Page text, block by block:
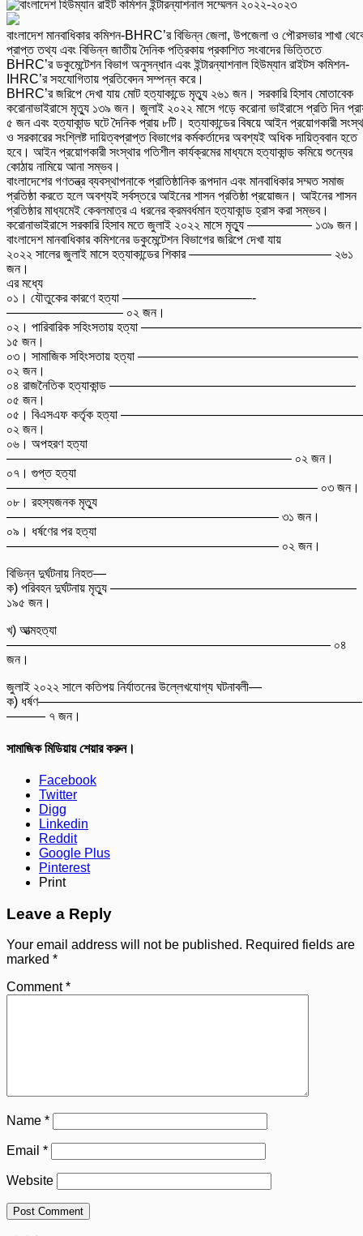
বাংলাদেশ মানবাধিকার কমিশন-BHRC’র বিভিন্ন জেলা, উপজেলা ও পৌরসভার শাখা
প্রাপ্ত তথ্য এবং বিভিন্ন জাতীয় দৈনিক পত্রিকায় প্রকাশিত সংবাদের ভিত্তিতে
BHRC’র ডকুমেন্টেশন বিভাগ অনুসন্ধান এবং ইন্টারন্যাশনাল হিউম্যান রাইটস কমিশন-
IHRC’র সহযোগিতায় প্রতিবেদন সম্পন্ন করে।
BHRC’র জরিপে দেখা যায় মোট হত্যাকান্ডে মৃত্যু ২৬১ জন। সরকারি হিসাব মোতাবেক
করোনাভাইরাসে মৃত্যু ১৩৯ জন। জুলাই ২০২২ মাসে গড়ে করোনা ভাইরাসে প্রতি দিন
৫ জন এবং হত্যাকান্ড ঘটে দৈনিক প্রায় ৮টি। হত্যাকান্ডের বিষয়ে আইন প্রয়োগকারী
ও সরকারের সংশ্লিষ্ট দায়িত্বপ্রাপ্ত বিভাগের কর্মকর্তাদের অবশ্যই অধিক দায়িত্ববান হতে
হবে। আইন প্রয়োগকারী সংস্থার গতিশীল কার্যক্রমের মাধ্যমে হত্যাকান্ড কমিয়ে শুন্যের
কোঠায় নামিয়ে আনা সম্ভব।
বাংলাদেশের গণতন্ত্র ব্যবস্থাপনাকে প্রাতিষ্ঠানিক রূপদান এবং মানবাধিকার সম্মত সমাজ
প্রতিষ্ঠা করতে হলে অবশ্যই সর্বস্তরে আইনের শাসন প্রতিষ্ঠা প্রয়োজন। আইনের শাসন
প্রতিষ্ঠার মাধ্যমেই কেবলমাত্র এ ধরনের ক্রমবর্ধমান হত্যাকান্ড হ্রাস করা সম্ভব।
করোনাভাইরাসে সরকারি হিসাব মতে জুলাই ২০২২ মাসে মৃত্যু ————— ১৩৯ জন।
বাংলাদেশ মানবাধিকার কমিশনের ডকুমেন্টেশন বিভাগের জরিপে দেখা যায়
২০২২ সালের জুলাই মাসে হত্যাকান্ডের শিকার ——————————— ২৬১
জন।
এর মধ্যে
০১। যৌতুকের কারণে হত্যা ——————————-
————————— ০২ জন।
০২। পারিবারিক সহিংসতায় হত্যা —————————————————
১৫ জন।
০৩। সামাজিক সহিংসতায় হত্যা —————————————————
০২ জন।
০৪ রাজনৈতিক হত্যাকান্ড ———————————————————
০৫ জন।
০৫। বিএসএফ কর্তৃক হত্যা
০২ জন।
০৬। অপহরণ হত্যা
—————————————————————— ০২ জন।
০৭। গুপ্ত হত্যা
———————————————————————— ০৩ জন।
০৮। রহস্যজনক মৃত্যু
————————————————————— ৩১ জন।
০৯। ধর্ষণের পর হত্যা
————————————————————— ০২ জন।
বিভিন্ন দুর্ঘটনায় নিহত—
ক) পরিবহন দুর্ঘটনায় মৃত্যু ———————————————————
১৯৫ জন।
খ) আত্মহত্যা
————————————————————————— ০৪
জন।
জুলাই ২০২২ সালে কতিপয় নির্যাতনের উল্লেখযোগ্য ঘটনাবলী—
ক) ধর্ষণ—————————————————————————
——— ৭ জন।
সামাজিক মিডিয়ায় শেয়ার করুন।
Facebook
Twitter
Digg
Linkedin
Reddit
Google Plus
Pinterest
Print
Leave a Reply
Your email address will not be published. Required fields are
marked *
Comment*
Name *
Email *
Website